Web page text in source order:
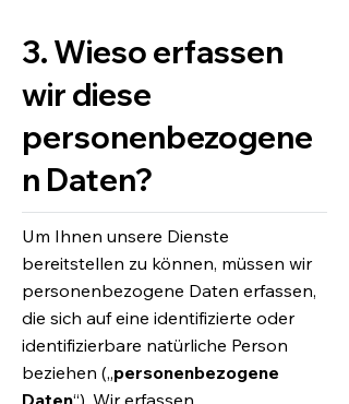
3. Wieso erfassen
wir diese
personenbezogene
n Daten?
Um Ihnen unsere Dienste
bereitstellen zu können, müssen wir
personenbezogene Daten erfassen,
die sich auf eine identifizierte oder
identifizierbare natürliche Person
beziehen („personenbezogene
Daten“). Wir erfassen